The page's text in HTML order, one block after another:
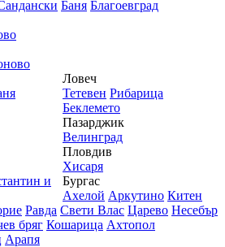
Баня Благоевград
и
Ловеч
Тетевен Рибарица
Беклемето
Пазарджик
Велинград
Пловдив
Хисаря
Бургас
Ахелой Аркутино Китен
Равда Свети Влас Царево Несебър
бряг Кошарица Ахтопол
Арапя